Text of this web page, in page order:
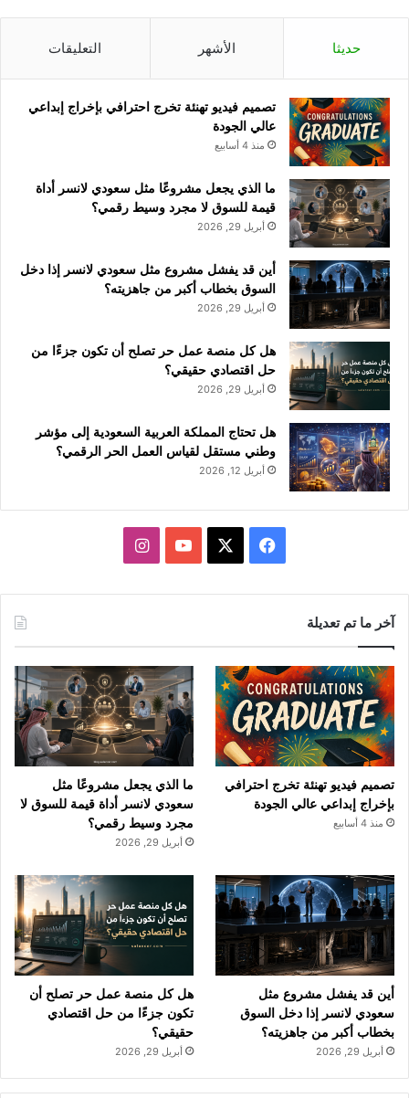
حديثا الأشهر التعليقات
تصميم فيديو تهنئة تخرج احترافي بإخراج إبداعي
عالي الجودة
منذ 4 أسابيع
ما الذي يجعل مشروعًا مثل سعودي لانسر أداة
قيمة للسوق لا مجرد وسيط رقمي؟
أبريل 29, 2026
أين قد يفشل مشروع مثل سعودي لانسر إذا دخل
السوق بخطاب أكبر من جاهزيته؟
أبريل 29, 2026
هل كل منصة عمل حر تصلح أن تكون جزءًا من
حل اقتصادي حقيقي؟
أبريل 29, 2026
هل تحتاج المملكة العربية السعودية إلى مؤشر
وطني مستقل لقياس العمل الحر الرقمي؟
أبريل 12, 2026
ب
و
ك
u
T
u
b
e
ت
ق
ر
ا
م
آخر ما تم تعديلة
تصميم فيديو تهنئة تخرج احترافي
بإخراج إبداعي عالي الجودة
منذ 4 أسابيع
ما الذي يجعل مشروعًا مثل
سعودي لانسر أداة قيمة للسوق لا
مجرد وسيط رقمي؟
أبريل 29, 2026
أين قد يفشل مشروع مثل
سعودي لانسر إذا دخل السوق
بخطاب أكبر من جاهزيته؟
أبريل 29, 2026
هل كل منصة عمل حر تصلح أن
تكون جزءًا من حل اقتصادي
حقيقي؟
أبريل 29, 2026